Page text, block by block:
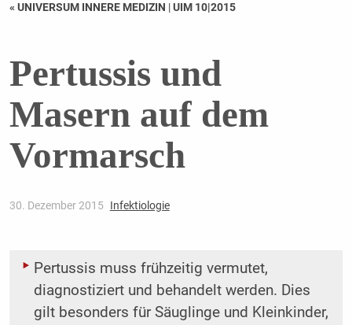
« UNIVERSUM INNERE MEDIZIN |UIM 10|2015
Pertussis und
Masern auf dem
Vormarsch
30. Dezember 2015 Infektiologie
Pertussis muss frühzeitig vermutet,
diagnostiziert und behandelt werden. Dies
gilt besonders für Säuglinge und Kleinkinder,